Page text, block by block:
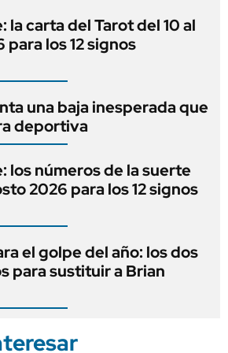
la carta del Tarot del 10 al
para los 12 signos
una baja inesperada que
deportiva
los números de la suerte
2026 para los 12 signos
el golpe del año: los dos
para sustituir a Brian